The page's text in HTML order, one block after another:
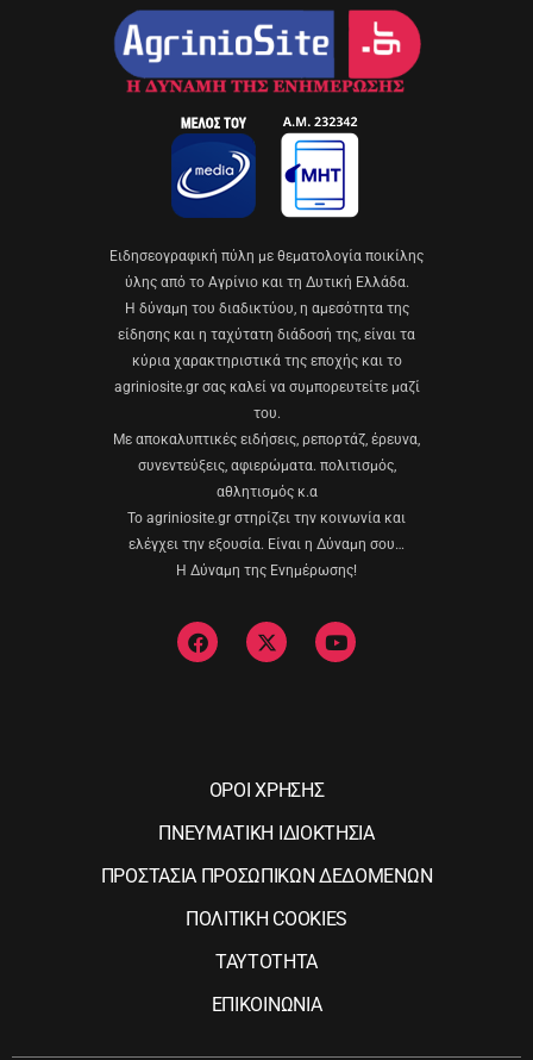
Eιδησεογραφική πύλη με θεματολογία ποικίλης
ύλης από το Αγρίνιο και τη Δυτική Ελλάδα.
Η δύναμη του διαδικτύου, η αμεσότητα της
είδησης και η ταχύτατη διάδοσή της, είναι τα
κύρια χαρακτηριστικά της εποχής και το
agriniosite.gr σας καλεί να συμπορευτείτε μαζί
του.
Με αποκαλυπτικές ειδήσεις, ρεπορτάζ, έρευνα,
συνεντεύξεις, αφιερώματα. πολιτισμός,
αθλητισμός κ.α
Το agriniosite.gr στηρίζει την κοινωνία και
ελέγχει την εξουσία. Είναι η Δύναμη σου…
Η Δύναμη της Ενημέρωσης!
ΟΡΟΙ ΧΡΗΣΗΣ
ΠΝΕΥΜΑΤΙΚΗ ΙΔΙΟΚΤΗΣΙΑ
ΠΡΟΣΤΑΣΙΑ ΠΡΟΣΩΠΙΚΩΝ ΔΕΔΟΜΕΝΩΝ
ΠΟΛΙΤΙΚΗ COOKIES
ΤΑΥΤΟΤΗΤΑ
ΕΠΙΚΟΙΝΩΝΙΑ